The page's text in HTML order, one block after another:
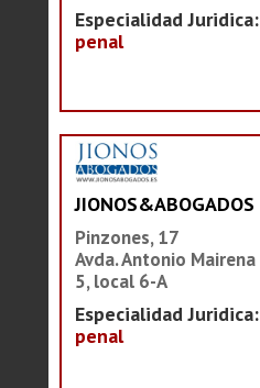
Especialidad Juridica:
penal
JIONOS&ABOGADOS
Pinzones, 17
Avda. Antonio Mairena
5, local 6-A
Especialidad Juridica:
penal